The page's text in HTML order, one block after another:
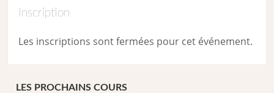
Inscription
Les inscriptions sont fermées pour cet événement.
LES PROCHAINS COURS